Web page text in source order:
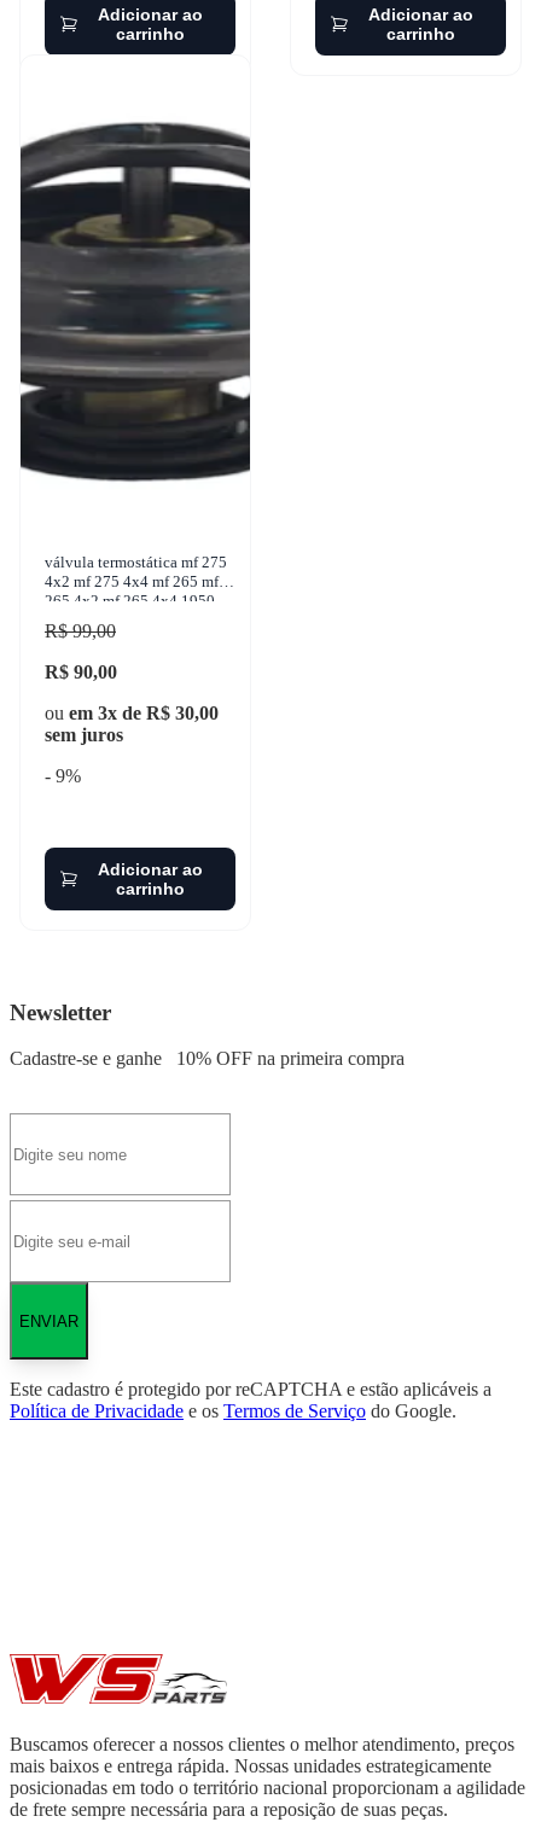
Adicionar ao
carrinho
Adicionar ao
carrinho
válvula termostática mf 275
4x2 mf 275 4x4 mf 265 mf
265 4x2 mf 265 4x4 1950-
2004 mte - vt278.82
R$ 99,00
R$ 90,00
ou em 3x de R$ 30,00
sem juros
- 9%
Adicionar ao
carrinho
Newsletter
Cadastre-se e ganhe 10% OFF na primeira compra
ENVIAR
Este cadastro é protegido por reCAPTCHA e estão aplicáveis a
Política de Privacidade e os Termos de Serviço do Google.
Buscamos oferecer a nossos clientes o melhor atendimento, preços
mais baixos e entrega rápida. Nossas unidades estrategicamente
posicionadas em todo o território nacional proporcionam a agilidade
de frete sempre necessária para a reposição de suas peças.